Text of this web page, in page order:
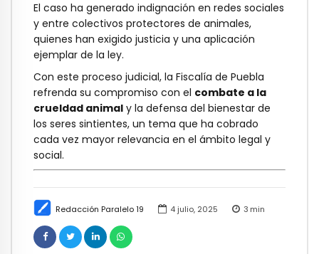
Redacción Paralelo 19 4 julio, 2025 3 min
El caso ha generado indignación en redes sociales
y entre colectivos protectores de animales,
quienes han exigido justicia y una aplicación
ejemplar de la ley.
Con este proceso judicial, la Fiscalía de Puebla
refrenda su compromiso con el combate a la
crueldad animal y la defensa del bienestar de
los seres sintientes, un tema que ha cobrado
cada vez mayor relevancia en el ámbito legal y
social.